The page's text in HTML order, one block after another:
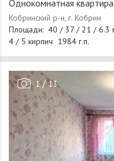
Однокомнатная квартира
1/13